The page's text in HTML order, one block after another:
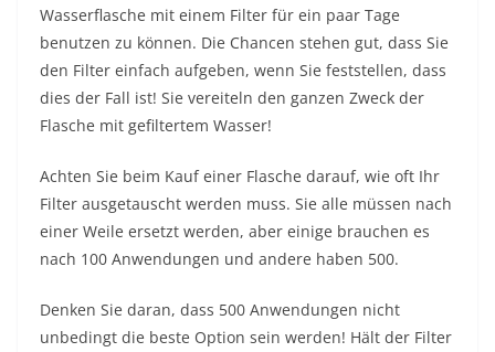
Wasserflasche mit einem Filter für ein paar Tage
benutzen zu können. Die Chancen stehen gut, dass Sie
den Filter einfach aufgeben, wenn Sie feststellen, dass
dies der Fall ist! Sie vereiteln den ganzen Zweck der
Flasche mit gefiltertem Wasser!
Achten Sie beim Kauf einer Flasche darauf, wie oft Ihr
Filter ausgetauscht werden muss. Sie alle müssen nach
einer Weile ersetzt werden, aber einige brauchen es
nach 100 Anwendungen und andere haben 500.
Denken Sie daran, dass 500 Anwendungen nicht
unbedingt die beste Option sein werden! Hält der Filter